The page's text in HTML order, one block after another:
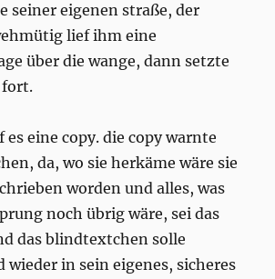
seiner eigenen straße, der
lief ihm eine
über die wange, dann setzte
fort.
eine copy. die copy warnte
da, wo sie herkäme wäre sie
worden und alles, was
noch übrig wäre, sei das
das blindtextchen solle
wieder in sein eigenes, sicheres